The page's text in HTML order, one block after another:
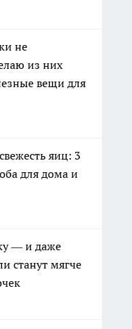
не
из них
вещи для
яиц: 3
для дома и
— и даже
станут мягче